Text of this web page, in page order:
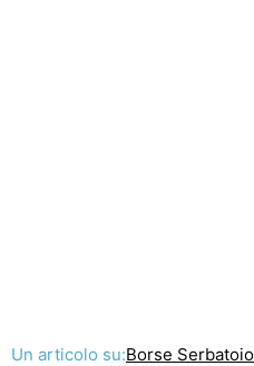
Un articolo su:Borse Serbatoio fornire